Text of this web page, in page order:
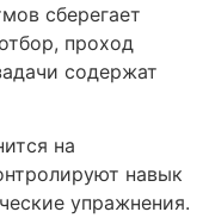
сберегает
проход
содержат
на
навык
упражнения.